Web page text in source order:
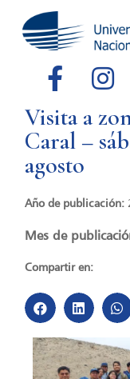
Visita a
Caral –
agosto
Año de publicación:
Mes de
Compartir en: